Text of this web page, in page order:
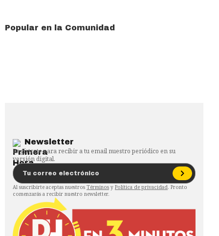
Popular en la Comunidad
Newsletter
Regístrate para recibir a tu email nuestro periódico en su
versión digital.
Al suscribirte aceptas nuestros Términos y Política de privacidad. Pronto
comenzarás a recibir nuestro newsletter.